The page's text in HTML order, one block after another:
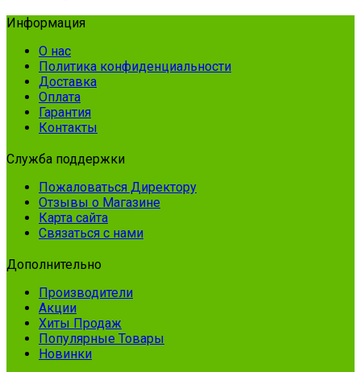
Информация
О нас
Политика конфиденциальности
Доставка
Оплата
Гарантия
Контакты
Служба поддержки
Пожаловаться Директору
Отзывы о Магазине
Карта сайта
Связаться с нами
Дополнительно
Производители
Акции
Хиты Продаж
Популярные Товары
Новинки